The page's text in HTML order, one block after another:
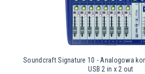
Soundcraft Signature 10 - Analogowa
USB 2 in x 2 out